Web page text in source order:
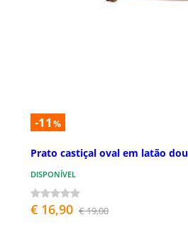
-11 %
Prato castiçal oval em latão
DISPONÍVEL
€ 16,90 € 19,00